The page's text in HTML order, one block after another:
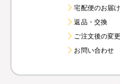
宅配便のお届け
返品・交換
ご注文後の変
お問い合わせ